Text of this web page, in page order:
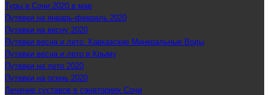
Туры в Сочи 2020 в мае
Путевки на январь-февраль 2020
Путевки на весну 2020
Путевки весна и лето. Кавказские Минеральные Воды
Путевки весна и лето в Крыму
Путевки на лето 2020
Путевки на осень 2020
Лечение суставов в санаториях Сочи